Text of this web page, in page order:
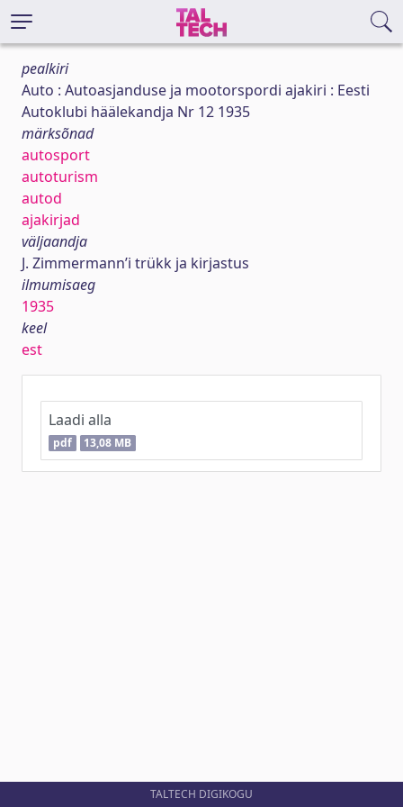
pealkiri
Auto : Autoasjanduse ja mootorspordi ajakiri : Eesti
Autoklubi häälekandja Nr 12 1935
märksõnad
autosport
autoturism
autod
ajakirjad
väljaandja
J. Zimmermann’i trükk ja kirjastus
ilmumisaeg
1935
keel
est
Laadi alla
pdf 13,08 MB
TALTECH DIGIKOGU